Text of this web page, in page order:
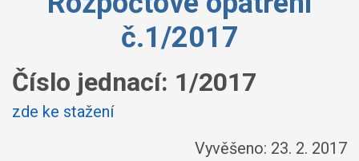
č.1/2017
Číslo jednací: 1/2017
zde ke stažení
Vyvěšeno: 23. 2. 2017